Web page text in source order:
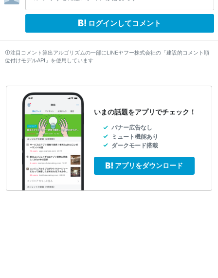
ログインしてコメント
注目コメント算出アルゴリズムの一部にLINEヤフー株式会社の「建設的コメント順
位付けモデルAPI」を使用しています
いまの話題をアプリでチェック！
バナー広告なし
ミュート機能あり
ダークモード搭載
アプリをダウンロード